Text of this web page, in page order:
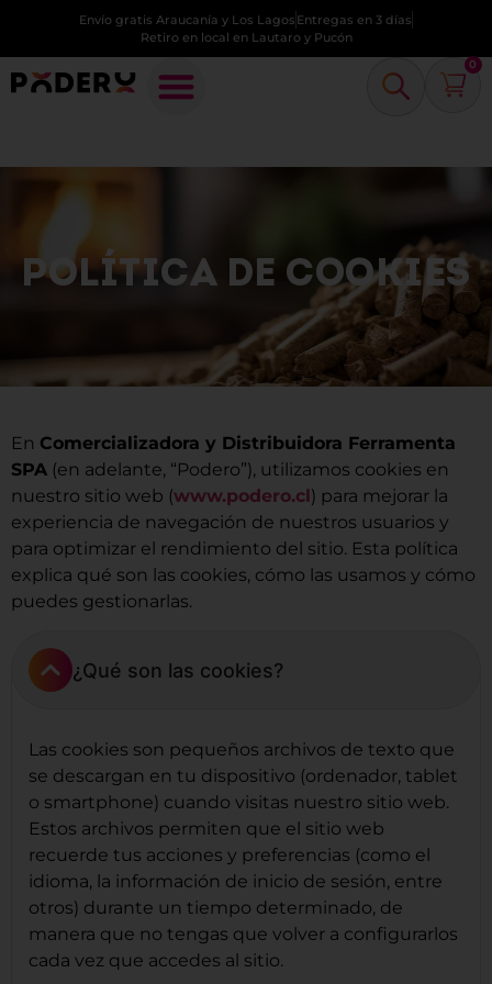
Envío gratis Araucanía y Los Lagos Entregas en 3 días
Retiro en local en Lautaro y Pucón
0
POLÍTICA DE COOKIES
En Comercializadora y Distribuidora Ferramenta
SPA (en adelante, “Podero”), utilizamos cookies en
nuestro sitio web (www.podero.cl) para mejorar la
experiencia de navegación de nuestros usuarios y
para optimizar el rendimiento del sitio. Esta política
explica qué son las cookies, cómo las usamos y cómo
puedes gestionarlas.
¿Qué son las cookies?
Las cookies son pequeños archivos de texto que
se descargan en tu dispositivo (ordenador, tablet
o smartphone) cuando visitas nuestro sitio web.
Estos archivos permiten que el sitio web
recuerde tus acciones y preferencias (como el
idioma, la información de inicio de sesión, entre
otros) durante un tiempo determinado, de
manera que no tengas que volver a configurarlos
cada vez que accedes al sitio.